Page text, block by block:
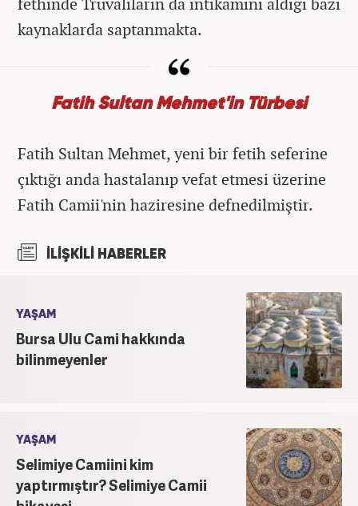
kaynaklarda saptanmakta.
Fatih Sultan Mehmet'in Türbesi
Fatih Sultan Mehmet, yeni bir fetih seferine
çıktığı anda hastalanıp vefat etmesi üzerine
Fatih Camii'nin haziresine defnedilmiştir.
İLİŞKİLİ HABERLER
YAŞAM
Bursa Ulu Cami hakkında
bilinmeyenler
YAŞAM
Selimiye Camiini kim
yaptırmıştır? Selimiye Camii